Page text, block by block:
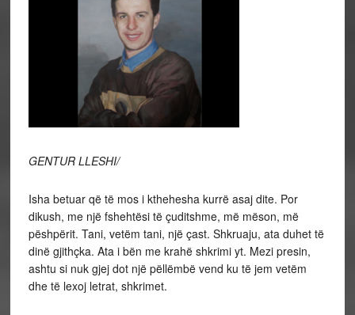
GENTUR LLESHI/
Isha betuar që të mos i kthehesha kurrë asaj dite. Por
dikush, me një fshehtësi të çuditshme, më mëson, më
pëshpërit. Tani, vetëm tani, një çast. Shkruaju, ata duhet të
dinë gjithçka. Ata i bën me krahë shkrimi yt. Mezi presin,
ashtu si nuk gjej dot një pëllëmbë vend ku të jem vetëm
dhe të lexoj letrat, shkrimet.